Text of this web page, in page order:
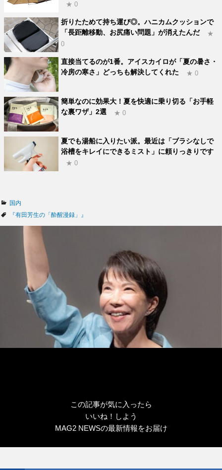
★ 0
折りたためて持ち運び◎。ハニカムクッションで
「長距離移動、お尻痛い問題」が消えたんだ
★
0
直接当てるのが1番。アイスカイロが「夏の暑さ・
冷房の寒さ」どっちも解決してくれた
★ 0
簡単なのに効果大！夏を快適に乗り切る「お手軽
な裏ワザ」2選
★ 0
夏でも湯船に入りたい派。最近は「ブラシなしで
浴槽をキレイにできるミスト」に頼りっきりです
★ 0
カ
テ
国内
タ
『有田芳生の「酔醒漫録」』
この記事が気に入ったら
いいね！しよう
MAG2 NEWSの最新情報をお届け